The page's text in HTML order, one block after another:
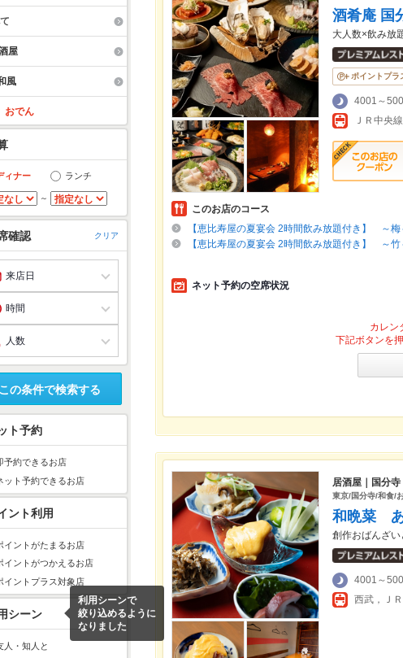
屋
風
おでん
ィナー ランチ
～
確認 クリア
この条件で検索する
ト予約
予約できるお店
ット予約できるお店
ント利用
イントがたまるお店
イントがつかえるお店
イントプラス対象店
シーン
利用シーンで
絞り込めるように
なりました
人・知人と
酒肴庵 国
大人数×飲み放
ポイントプラ
4001～
ＪＲ中央
このお店のコース
【恵比寿屋の夏宴会 2時間飲み放題付き】 ～
【恵比寿屋の夏宴会 2時間飲み放題付き】 ～
ネット予約の空席状況
カレン
下記ボタンを
居酒屋｜国分寺
東京/国分寺/和食/
和晩菜
創作おばんざ
4001～
西武，Ｊ